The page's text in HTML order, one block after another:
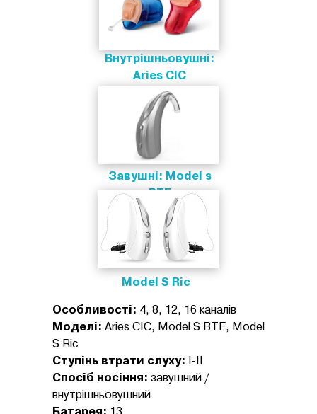
Особливості: 4, 8, 12, 16 каналів
Моделі: Aries CIC, Model S BTE, Model
S Ric
Ступінь втрати слуху: I-II
Спосіб носіння: завушний /
внутрішньовушний
Внутрішньовушні:
Aries CIC
Завушні: Model s
BTE
Model S Ric